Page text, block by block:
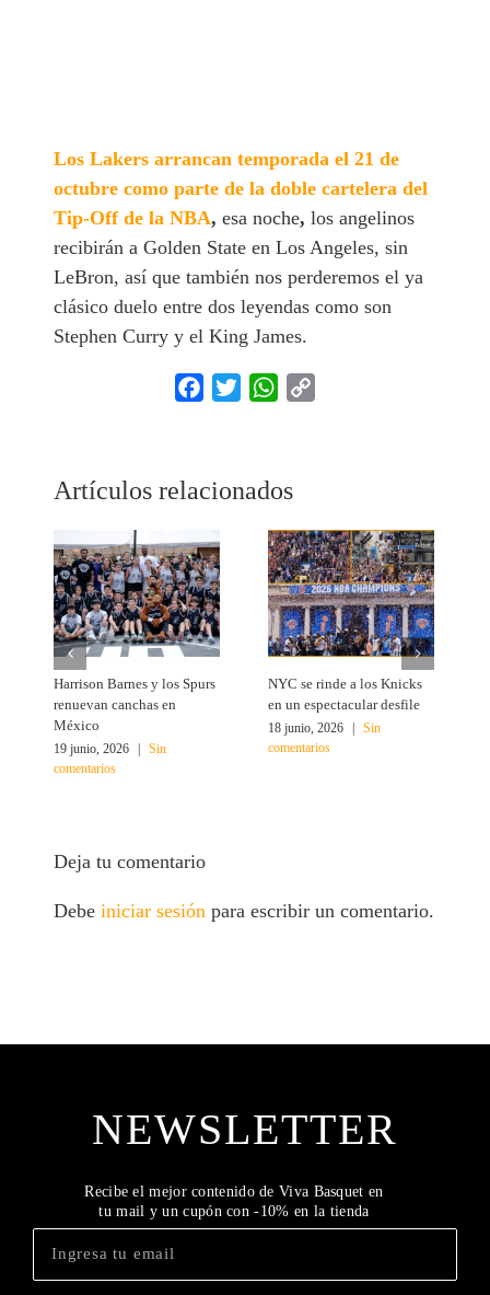
Los Lakers arrancan temporada el 21 de
octubre como parte de la doble cartelera del
Tip-Off de la NBA,esa noche, los angelinos
recibirán a Golden State en Los Angeles, sin
LeBron, así que también nos perderemos el ya
clásico duelo entre dos leyendas como son
Stephen Curry y el King James.
Facebook
Twitter WhatsApp
Artículos relacionados
Harrison Barnes y los Spurs
renuevan canchas en
México
19 junio, 2026
Sin
comentarios
NYC se rinde a los Knicks
en un espectacular desfile
18 junio, 2026
Sin
comentarios
Deja tu comentario
Debeiniciar sesiónpara escribir un comentario.
NEWSLETTER
Recibe el mejor contenido de Viva Basquet en
tu mail y un cupón con -10% en la tienda